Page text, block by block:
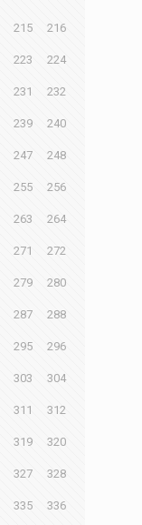
215 216
223 224
231 232
239 240
247 248
255 256
263 264
271 272
279 280
287 288
295 296
303 304
311 312
319 320
327 328
335 336